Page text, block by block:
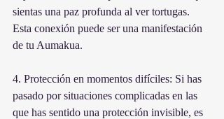
sientas una paz profunda al ver tortugas.
Esta conexión puede ser una manifestación
de tu Aumakua.
4. Protección en momentos difíciles: Si has
pasado por situaciones complicadas en las
que has sentido una protección invisible, es